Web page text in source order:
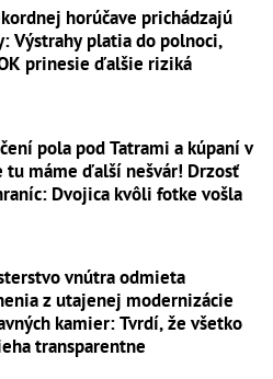
horúčave prichádzajú
Výstrahy platia do polnoci,
prinesie ďalšie riziká
pola pod Tatrami a kúpaní v
tu máme ďalší nešvár! Drzosť
Dvojica kvôli fotke vošla
vnútra odmieta
z utajenej modernizácie
kamier: Tvrdí, že všetko
transparentne